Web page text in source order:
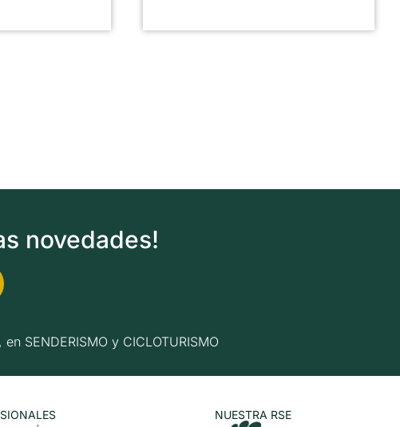
novedades!
SENDERISMO y CICLOTURISMO
NUESTRA RSE